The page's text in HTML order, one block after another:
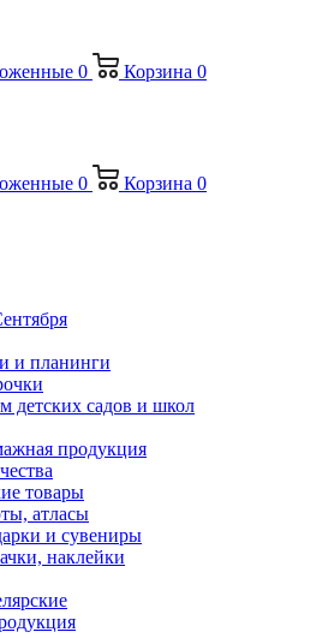
0 Корзина 0
0 Корзина 0
и планинги
детских садов и школ
продукция
товары
атласы
и сувениры
наклейки